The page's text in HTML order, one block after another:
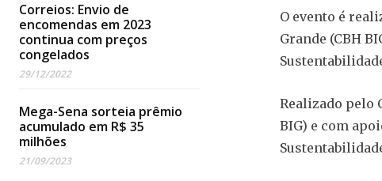
Correios: Envio de
encomendas em 2023
continua com preços
congelados
29/12/2022
Mega-Sena sorteia prêmio
acumulado em R$ 35
milhões
21/09/2023
O evento é
Grande (CBH
Realizado pelo
BIG) e com